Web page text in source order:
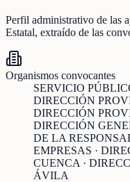
Perfil administrativo de las
Estatal, extraído de las
Organismos convocantes
SERVICIO
DIRECCIÓN
DIRECCIÓN
DIRECCIÓN
DE LA
EMPRESAS ·
CUENCA ·
ÁVILA